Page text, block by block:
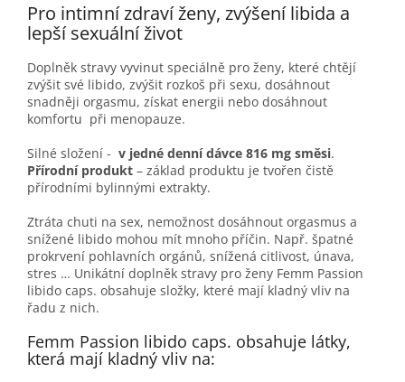
Pro intimní zdraví ženy, zvýšení libida a
lepší sexuální život
Doplněk stravy vyvinut speciálně pro ženy, které chtějí
zvýšit své libido, zvýšit rozkoš při sexu, dosáhnout
snadněji orgasmu, získat energii nebo dosáhnout
komfortu při menopauze.
Silné složení - v jedné denní dávce 816 mg směsi.
Přírodní produkt – základ produktu je tvořen čistě
přírodními bylinnými extrakty.
Ztráta chuti na sex, nemožnost dosáhnout orgasmus a
snížené libido mohou mít mnoho příčin. Např. špatné
prokrvení pohlavních orgánů, snížená citlivost, únava,
stres … Unikátní doplněk stravy pro ženy Femm Passion
libido caps. obsahuje složky, které mají kladný vliv na
řadu z nich.
Femm Passion libido caps. obsahuje látky,
která mají kladný vliv na: